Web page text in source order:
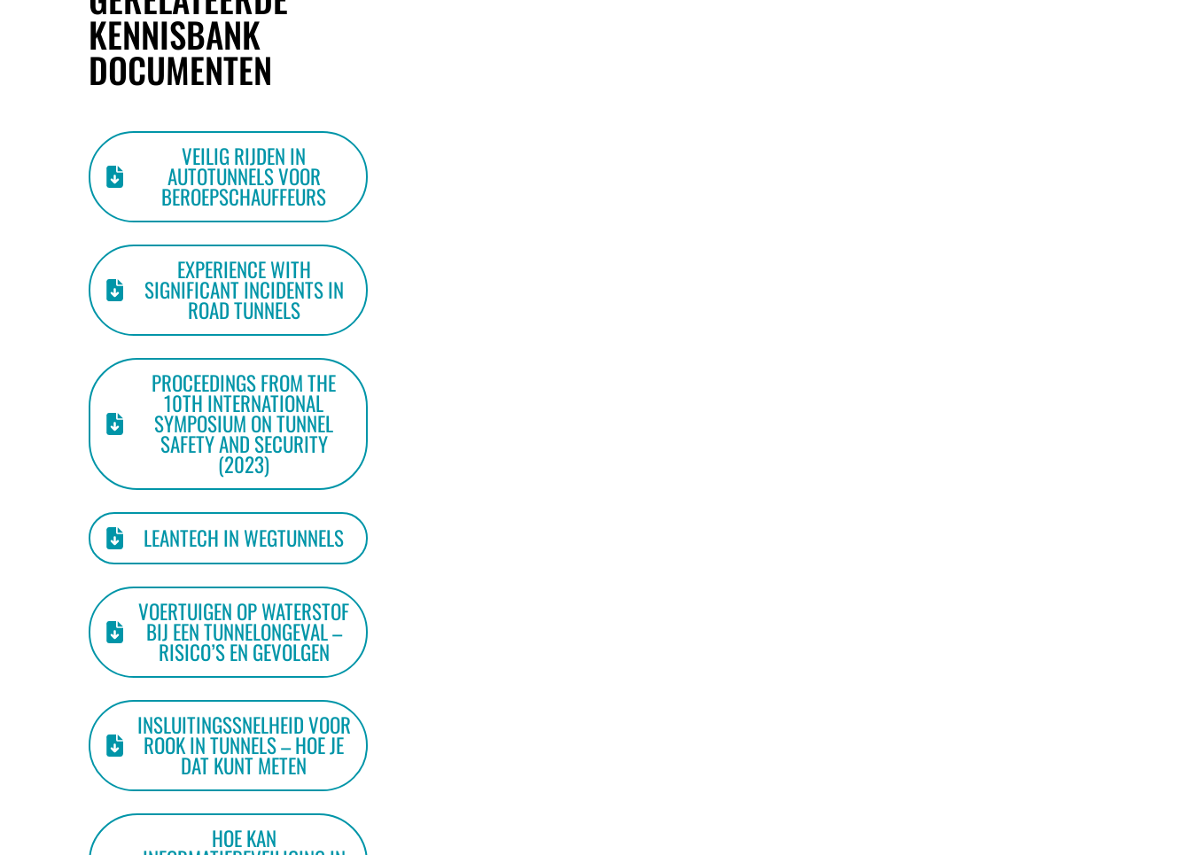
KENNISBANK
DOCUMENTEN
VEILIG RIJDEN IN
AUTOTUNNELS VOOR
BEROEPSCHAUFFEURS
EXPERIENCE WITH
SIGNIFICANT INCIDENTS IN
ROAD TUNNELS
PROCEEDINGS FROM THE
10TH INTERNATIONAL
SYMPOSIUM ON TUNNEL
SAFETY AND SECURITY
(2023)
LEANTECH IN WEGTUNNELS
VOERTUIGEN OP WATERSTOF
BIJ EEN TUNNELONGEVAL –
RISICO’S EN GEVOLGEN
INSLUITINGSSNELHEID VOOR
ROOK IN TUNNELS – HOE JE
DAT KUNT METEN
HOE KAN